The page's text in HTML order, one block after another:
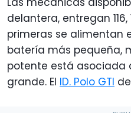
delantera, entregan 116,
primeras se alimentan
batería más pequeña,
potente está asociada
grande. El ID. Polo GTI